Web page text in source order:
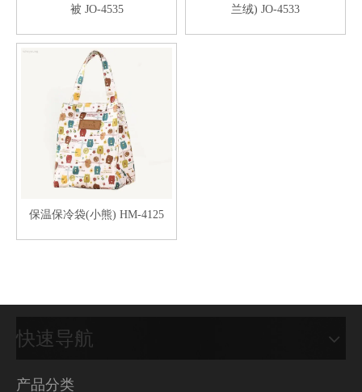
被 JO-4535
兰绒) JO-4533
保温保冷袋(小熊) HM-4125
快速导航
产品分类